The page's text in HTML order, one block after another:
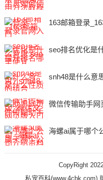
163邮箱登录
seo排名优化是
snh48是什么意
微信传输助手网
海螺ai属于哪个
CopyRight
私宠百科(www.4cbk.com)